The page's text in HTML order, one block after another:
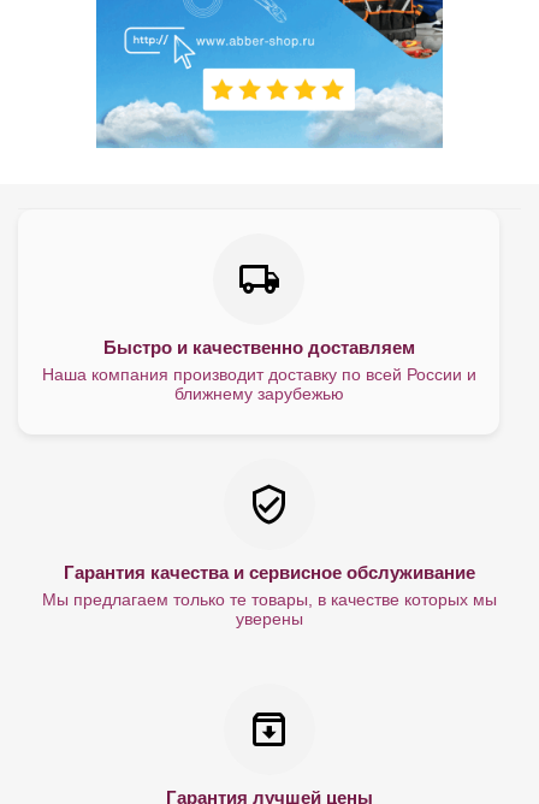
Быстро и качественно доставляем
Наша компания производит доставку по всей России и
ближнему зарубежью
Гарантия качества и сервисное обслуживание
Мы предлагаем только те товары, в качестве которых мы
уверены
Гарантия лучшей цены